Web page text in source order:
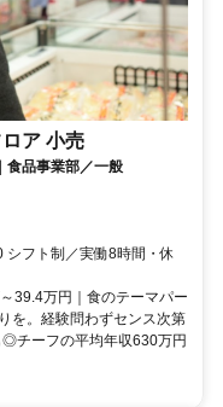
ア 小売
食品事業部／一般
フト制／実働8時間・休
39.4万円｜食のテーマパー
を。経験問わずセンス次第
チーフの平均年収630万円